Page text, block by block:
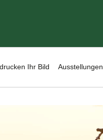
Ihr Bild Ausstellungen